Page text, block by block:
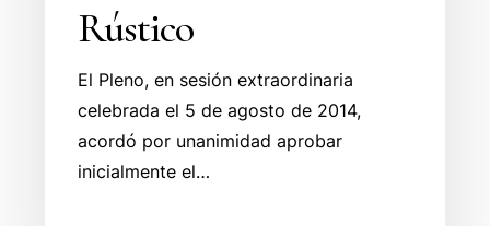
RústicoRústico
El Pleno, en sesión extraordinaria
celebrada el 5 de agosto de 2014,
acordó por unanimidad aprobar
inicialmente el…